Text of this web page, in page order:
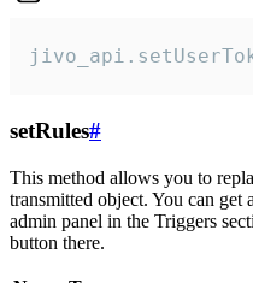
setRules#
This method allows you to
transmitted object. You can get
admin panel in the Triggers
button there.